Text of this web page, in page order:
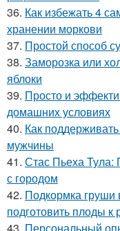
36. Как избежать 4
хранении моркови
37. Простой способ
38. Заморозка или
яблоки
39. Просто и
домашних условиях
40. Как
мужчины
41. Стас Пьеха Тула:
с городом
42. Подкормка груши
подготовить плоды к